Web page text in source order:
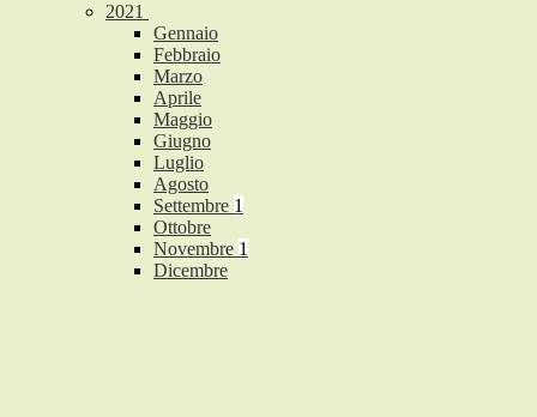
2021
Gennaio
Febbraio
Marzo
Aprile
Maggio
Giugno
Luglio
Agosto
Settembre 1
Ottobre
Novembre 1
Dicembre